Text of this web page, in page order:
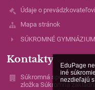
EduPage
iné
nezdieľajú
Údaje o prevádzkovateľovi
Mapa stránok
SÚKROMNÉ GYMNÁZIUM
Kontakty
Súkromná spojená škola
zložka Súkromná